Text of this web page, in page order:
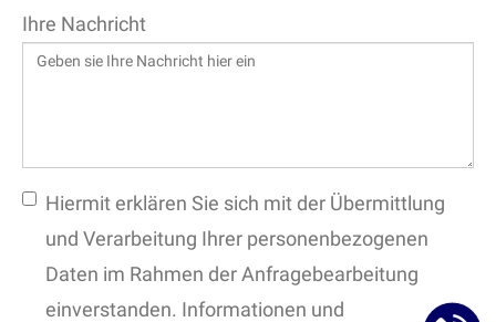
Ihre Nachricht
Hiermit erklären Sie sich mit der Übermittlung
und Verarbeitung Ihrer personenbezogenen
Daten im Rahmen der Anfragebearbeitung
einverstanden. Informationen und